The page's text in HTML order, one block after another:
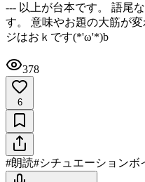
--- 以上が台本です。 語尾
す。 意味やお題の大筋が
ジはおｋです(*'ω'*)b
378
6
#朗読#シチュエーションボ